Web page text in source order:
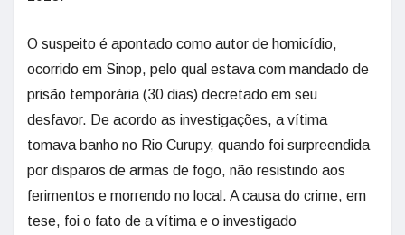
O suspeito é apontado como autor de homicídio,
ocorrido em Sinop, pelo qual estava com mandado de
prisão temporária (30 dias) decretado em seu
desfavor. De acordo as investigações, a vítima
tomava banho no Rio Curupy, quando foi surpreendida
por disparos de armas de fogo, não resistindo aos
ferimentos e morrendo no local. A causa do crime, em
tese, foi o fato de a vítima e o investigado